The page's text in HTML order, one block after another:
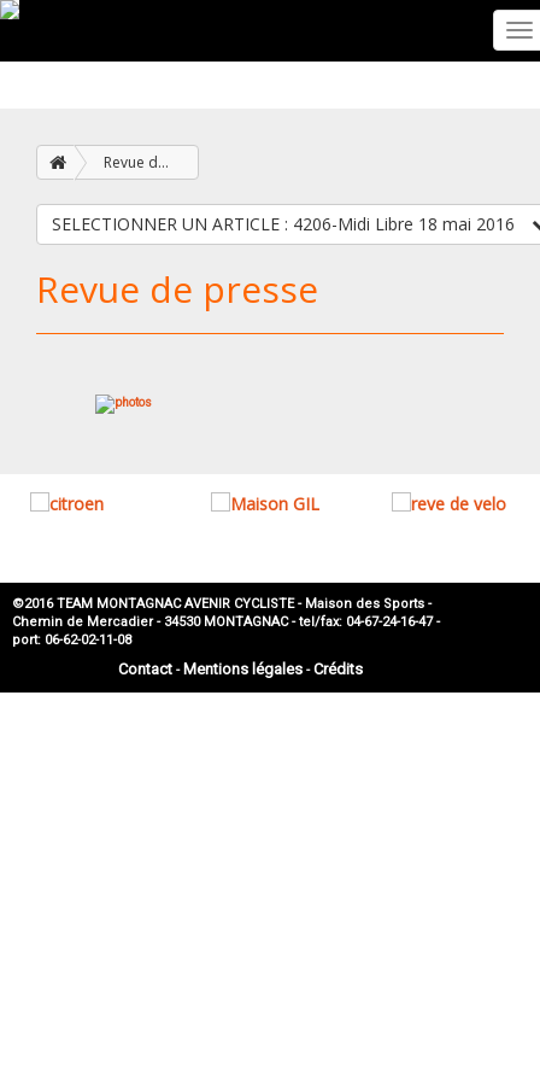
Revue de presse
SELECTIONNER UN ARTICLE : 4206-Midi Libre 18 mai 2016
Revue de presse
©2016 TEAM MONTAGNAC AVENIR CYCLISTE - Maison des Sports -
Chemin de Mercadier - 34530 MONTAGNAC - tel/fax: 04-67-24-16-47 -
port: 06-62-02-11-08
Contact- Mentions légales-Crédits